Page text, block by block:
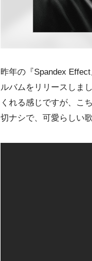
昨年の『Spandex
ルバムをリリースしま
くれる感じですが、こ
切ナシで、可愛らしい